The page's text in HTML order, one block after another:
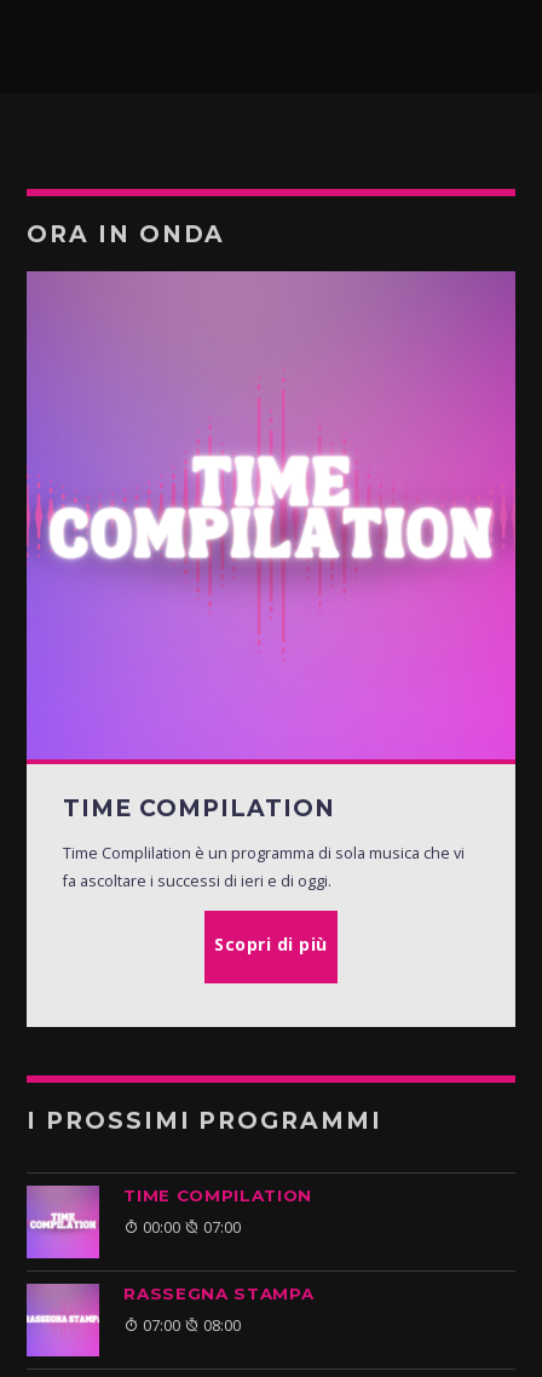
ORA IN ONDA
TIME COMPILATION
Time Complilation è un programma di sola musica che vi
fa ascoltare i successi di ieri e di oggi.
Scopri di più
I PROSSIMI PROGRAMMI
TIME COMPILATION
00:00 07:00
RASSEGNA STAMPA
07:00 08:00